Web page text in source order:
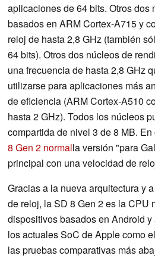
aplicaciones de 64 bits. Otros dos
basados en ARM Cortex-A715 y
reloj de hasta 2,8 GHz (también
64 bits). Otros dos núcleos de
una frecuencia de hasta 2,8 GHz
utilizarse para aplicaciones más
de eficiencia (ARM Cortex-A510
hasta 2 GHz). Todos los núcleos
compartida de nivel 3 de 8 MB.
8 Gen 2 normalla versión "para
principal con una velocidad de
Gracias a la nueva arquitectura y
de reloj, la SD 8 Gen 2 es la CPU
dispositivos basados en Android
los actuales SoC de Apple como el
las pruebas comparativas más